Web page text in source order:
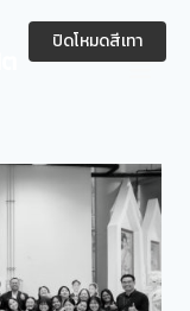
ปิดโหมดสีเทา